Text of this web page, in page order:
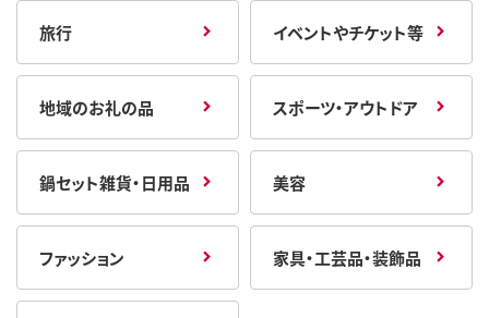
旅行 イベントやチケット等
地域のお礼の品 スポーツ・アウトドア
鍋セット雑貨・日用品 美容
ファッション 家具・工芸品・装飾品